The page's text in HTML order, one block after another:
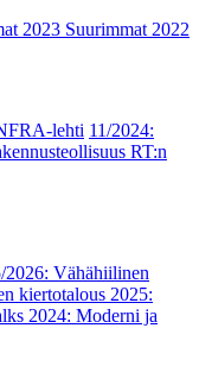
2023 Suurimmat 2022
lehti 11/2024:
RT:n
2026: Vähähiilinen
kiertotalous 2025:
2024: Moderni ja